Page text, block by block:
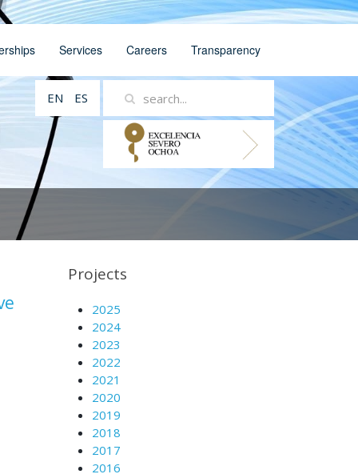
Services Careers Transparency
EN ES
Projects
2025
2024
2023
2022
2021
2020
2019
2018
2017
2016